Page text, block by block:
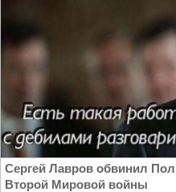
Сергей Лавров обвинил
Второй Мировой войны